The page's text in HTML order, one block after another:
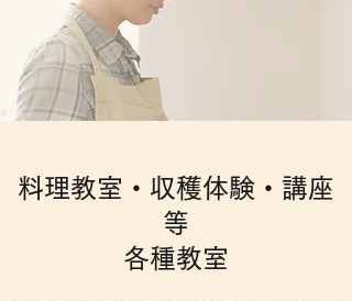
料理教室・収穫体験・講座
等
各種教室